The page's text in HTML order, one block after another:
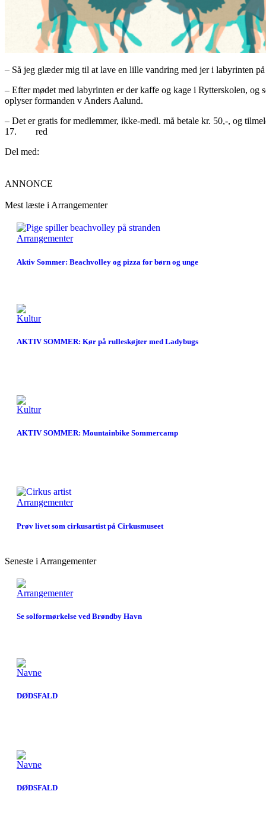
– Så jeg glæder mig til at lave en lille vandring med jer i labyrinten
– Efter mødet med labyrinten er der kaffe og kage i Rytterskolen,
oplyser formanden v Anders Aalund.
– Det er gratis for medlemmer, ikke-medl. må betale kr. 50,-, og
17. red
Del med:
ANNONCE
Mest læste i Arrangementer
Arrangementer
Aktiv Sommer: Beachvolley og pizza for børn og unge
Kultur
AKTIV SOMMER: Kør på rulleskøjter med Ladybugs
Kultur
AKTIV SOMMER: Mountainbike Sommercamp
Arrangementer
Prøv livet som cirkusartist på Cirkusmuseet
Seneste i Arrangementer
Arrangementer
Se solformørkelse ved Brøndby Havn
Navne
DØDSFALD
Navne
DØDSFALD